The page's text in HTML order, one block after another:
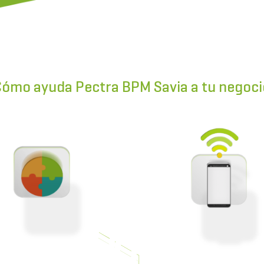
ayuda Pectra BPM Savia a tu